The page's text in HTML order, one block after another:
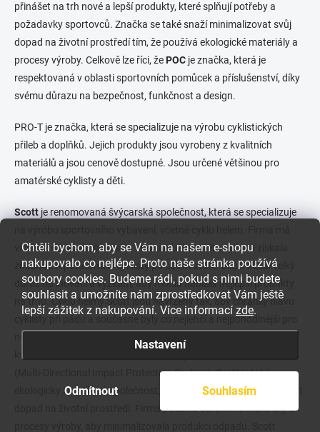
Chtěli bychom, aby se Vám na našem e-shopu
nakupovalo co nejlépe. Proto naše stránka používá
soubory cookies. Budeme rádi, pokud s nimi budete
souhlasit a umožníte nám zprostředkovat Vám ještě
lepší zážitek z nakupování. Více informací zde.
Nastavení
Odmítnout Souhlasím
přinášet na trh nové a lepší produkty, které splňují potřeby a
požadavky sportovců. Značka se také snaží minimalizovat svůj
dopad na životní prostředí tím, že používá ekologické materiály a
procesy výroby. Celkově lze říci, žePOC je značka, která je
respektovaná v oblasti sportovních pomůcek a příslušenství, díky
svému důrazu na bezpečnost, funkčnost a design.
PRO-T je značka, která se specializuje na výrobu cyklistických
přileb a doplňků. Jejich produkty jsou vyrobeny z kvalitních
materiálů a jsou cenově dostupné. Jsou určené většinou pro
amatérské cyklisty a děti.
Scottje renomovaná švýcarská společnost, která se specializuje
více než 60 let zkušeností v oboru a během této doby si získala
značnou reputaci mezi cyklisty po celém světě. Scott klade velký
důraz na inovaci a výzkum, aby mohla nabízet nejlepší produkty
na trhu. Cyklo helmy Scott jsou navrženy tak, aby chránily hlavu
cyklisty při pádu a současně byly co nejlehčí a nejpohodlnější pro
nošení. Společnost také vyrábí helmy s různými technologiemi,
které poskytují maximální bezpečnost, jako je například MIPS
(Multi-Directional Impact Protection System). Scott je také
ekologicky zaměřená společnost, která se snaží neustále snižovat
dopad na životní prostředí. Firma používá udržitelné materiály a